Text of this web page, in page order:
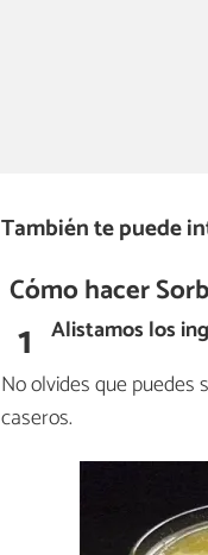
También te puede
Cómo hacer
1 Alistamos los
No olvides que puedes
caseros.